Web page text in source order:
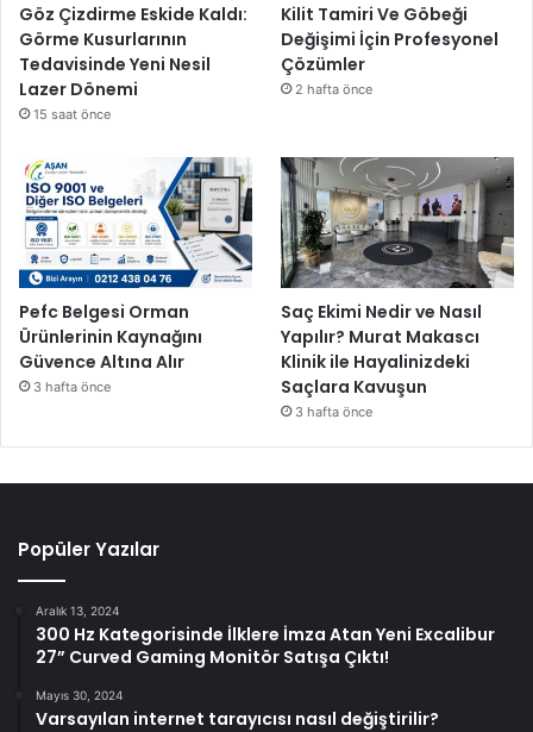
Göz Çizdirme Eskide Kaldı:
Görme Kusurlarının
Tedavisinde Yeni Nesil
Lazer Dönemi
15 saat önce
Kilit Tamiri Ve Göbeği
Değişimi İçin Profesyonel
Çözümler
2 hafta önce
Pefc Belgesi Orman
Ürünlerinin Kaynağını
Güvence Altına Alır
3 hafta önce
Saç Ekimi Nedir ve Nasıl
Yapılır? Murat Makascı
Klinik ile Hayalinizdeki
Saçlara Kavuşun
3 hafta önce
Popüler Yazılar
Aralık 13, 2024
300 Hz Kategorisinde İlklere İmza Atan Yeni Excalibur
27” Curved Gaming Monitör Satışa Çıktı!
Mayıs 30, 2024
Varsayılan internet tarayıcısı nasıl değiştirilir?